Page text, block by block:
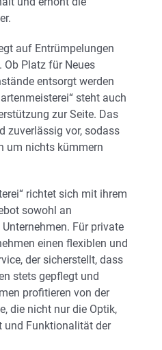
auf Entrümpelungen
Platz für Neues
entsorgt werden
steht auch
zur Seite. Das
zuverlässig vor, sodass
um nichts kümmern
richtet sich mit ihrem
sowohl an
Für private
einen flexiblen und
der sicherstellt, dass
stets gepflegt und
profitieren von der
die nicht nur die Optik,
und Funktionalität der